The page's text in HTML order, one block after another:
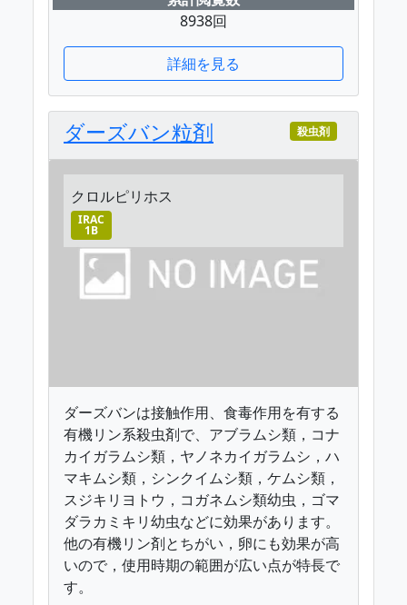
8938回
詳細を見る
ダーズバン粒剤 殺虫剤
クロルピリホス
IRAC
1B
ダーズバンは接触作用、食毒作用を有する
有機リン系殺虫剤で、アブラムシ類，コナ
カイガラムシ類，ヤノネカイガラムシ，ハ
マキムシ類，シンクイムシ類，ケムシ類，
スジキリヨトウ，コガネムシ類幼虫，ゴマ
ダラカミキリ幼虫などに効果があります。
他の有機リン剤とちがい，卵にも効果が高
いので，使用時期の範囲が広い点が特長で
す。